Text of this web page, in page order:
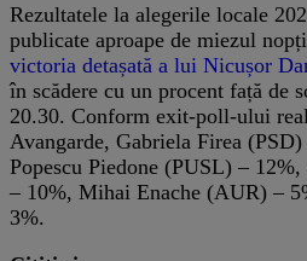
Rezultatele la alegerile locale
publicate aproape de miezul
victoria detașată a lui Nicușor
în scădere cu un procent față de
20.30. Conform exit-poll-ului
Avangarde, Gabriela Firea
Popescu Piedone (PUSL) –
– 10%, Mihai Enache (AUR) –
3%.